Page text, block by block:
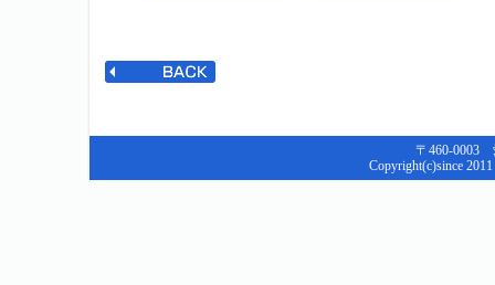
〒460-0003
Copyright(c)since